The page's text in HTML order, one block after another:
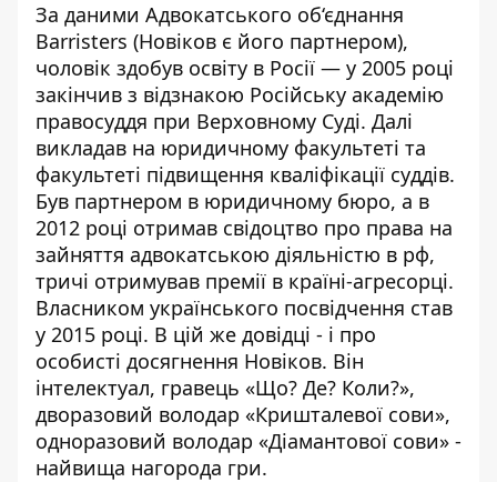
За даними Адвокатського об‘єднання
Barristers (Новіков є його партнером),
чоловік здобув освіту в Росії — у 2005 році
закінчив з відзнакою Російську академію
правосуддя при Верховному Суді. Далі
викладав на юридичному факультеті та
факультеті підвищення кваліфікації суддів.
Був партнером в юридичному бюро, а в
2012 році отримав свідоцтво про права на
зайняття адвокатською діяльністю в рф,
тричі отримував премії в країні-агресорці.
Власником українського посвідчення став
у 2015 році. В цій же довідці - і про
особисті досягнення Новіков. Він
інтелектуал, гравець «Що? Де? Коли?»,
дворазовий володар «Кришталевої сови»,
одноразовий володар «Діамантової сови» -
найвища нагорода гри.